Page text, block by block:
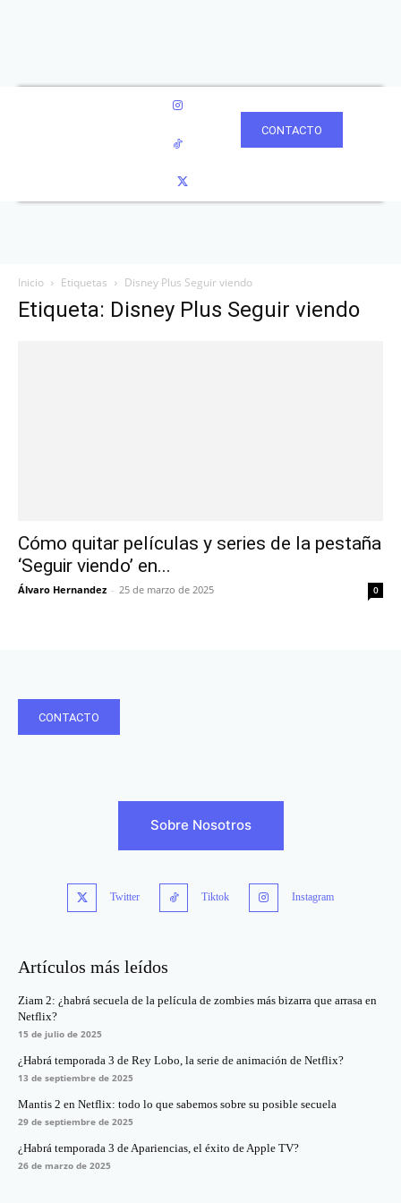
CONTACTO
Inicio Etiquetas Disney Plus Seguir viendo
Etiqueta: Disney Plus Seguir viendo
Cómo quitar películas y series de la pestaña
‘Seguir viendo’ en...
Álvaro Hernandez - 25 de marzo de 2025 0
CONTACTO
Sobre Nosotros
Twitter Tiktok Instagram
Artículos más leídos
Ziam 2: ¿habrá secuela de la película de zombies más bizarra que arrasa en
Netflix?
15 de julio de 2025
¿Habrá temporada 3 de Rey Lobo, la serie de animación de Netflix?
13 de septiembre de 2025
Mantis 2 en Netflix: todo lo que sabemos sobre su posible secuela
29 de septiembre de 2025
¿Habrá temporada 3 de Apariencias, el éxito de Apple TV?
26 de marzo de 2025